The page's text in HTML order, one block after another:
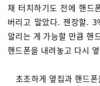
채 터치하기도 전에 핸드
버리고 말았다. 젠장할.
알리는 게 가능할 만큼 핸
핸드폰을 내려놓고 다시
초조하게 옆집과 핸드